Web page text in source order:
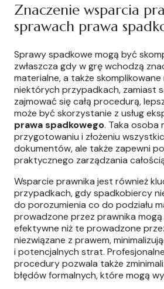
Znaczenie wsparcia
sprawach prawa
Sprawy spadkowe mogą być
zwłaszcza gdy w grę wchodzą
materialne, a także
niektórych przypadkach, zamiast
zajmować się całą procedurą,
może być skorzystanie z usług
prawa spadkowego. Taka osoba
przygotowaniu i złożeniu
dokumentów, ale także zapewni
praktycznego zarządzania
Wsparcie prawnika jest również
przypadkach, gdy spadkobiercy
do porozumienia co do podziału
prowadzone przez prawnika
efektywne niż te prowadzone
niezwiązane z prawem,
i potencjalnych strat.
procedury pozwala także
błędów formalnych, które mogą